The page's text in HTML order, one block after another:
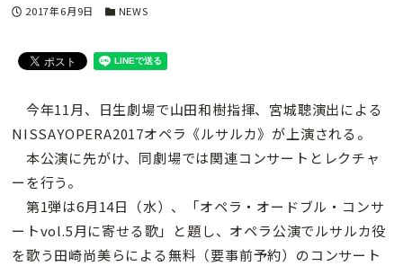
投稿日
2017年6月9日 カテゴリー
NEWS
今年11月、日生劇場で山田和樹指揮、宮城聰演出による
NISSAYOPERA2017オペラ《ルサルカ》が上演される。
本公演に先がけ、同劇場では関連コンサートとレクチャ
ーを行う。
第1弾は6月14日（水）、「オペラ・オードブル・コンサ
ートvol.5月に寄せる歌」と題し、オペラ公演でルサルカ役
を歌う田崎尚美らによる無料（要事前予約）のコンサート